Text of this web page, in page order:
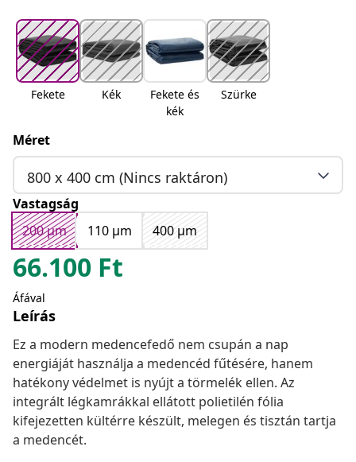
Fekete Kék
Fekete és
kék
Szürke
Méret
800 x 400 cm (Nincs raktáron)
Vastagság
200 μm
110 μm 400 μm
66.100 Ft
Áfával
Leírás
Ez a modern medencefedő nem csupán a nap
energiáját használja a medencéd fűtésére, hanem
hatékony védelmet is nyújt a törmelék ellen. Az
integrált légkamrákkal ellátott polietilén fólia
kifejezetten kültérre készült, melegen és tisztán tartja
a medencét.